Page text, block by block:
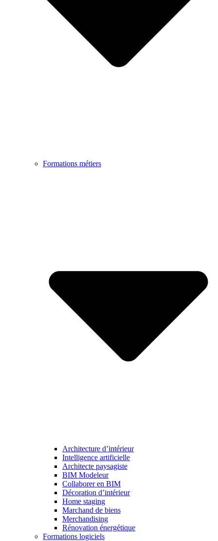
Formations métiers
Architecture d’intérieur
Intelligence artificielle
Architecte paysagiste
BIM Modeleur
Collaborer en BIM
Décoration d’intérieur
Home staging
Marchand de biens
Merchandising
Rénovation énergétique
Formations logiciels